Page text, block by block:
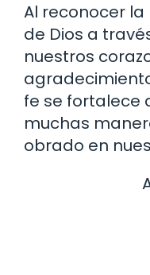
Al reconocer
de Dios a
nuestros
fe se fortalece
muchas
obrado en